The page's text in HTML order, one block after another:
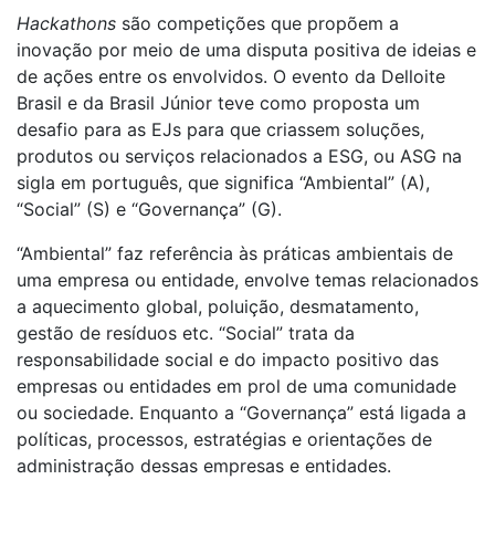
Hackathons são competições que propõem a
inovação por meio de uma disputa positiva de ideias e
de ações entre os envolvidos. O evento da Delloite
Brasil e da Brasil Júnior teve como proposta um
desafio para as EJs para que criassem soluções,
produtos ou serviços relacionados a ESG, ou ASG na
sigla em português, que significa “Ambiental” (A),
“Social” (S) e “Governança” (G).
“Ambiental” faz referência às práticas ambientais de
uma empresa ou entidade, envolve temas relacionados
a aquecimento global, poluição, desmatamento,
gestão de resíduos etc. “Social” trata da
responsabilidade social e do impacto positivo das
empresas ou entidades em prol de uma comunidade
ou sociedade. Enquanto a “Governança” está ligada a
políticas, processos, estratégias e orientações de
administração dessas empresas e entidades.